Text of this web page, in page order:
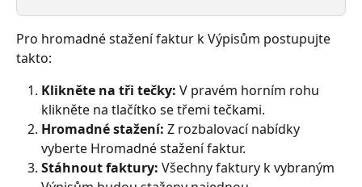
Pro hromadné stažení faktur k Výpisům postupujte
takto:
Klikněte na tři tečky: V pravém horním rohu
klikněte na tlačítko se třemi tečkami.
Hromadné stažení: Z rozbalovací nabídky
vyberte Hromadné stažení faktur.
Stáhnout faktury: Všechny faktury k vybraným